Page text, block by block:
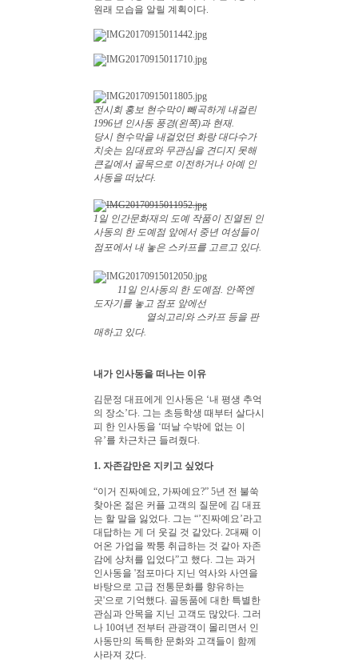
원래 모습을 알릴 계획이다.
전시회 홍보 현수막이 빼곡하게 내걸린
1996년 인사동 풍경(왼쪽)과 현재.
당시 현수막을 내걸었던 화랑 대다수가
치솟는 임대료와 무관심을 견디지 못해
큰길에서 골목으로 이전하거나 아예 인
사동을 떠났다.
1일 인간문화재의 도예 작품이 진열된 인
사동의 한 도예점 앞에서 중년 여성들이
점포에서 내 놓은 스카프를 고르고 있다.
11일 인사동의 한 도예점. 안쪽엔
도자기를 놓고 점포 앞에선
열쇠고리와 스카프 등을 판
매하고 있다.
내가 인사동을 떠나는 이유
김문정 대표에게 인사동은 ‘내 평생 추억
의 장소’다. 그는 초등학생 때부터 살다시
피 한 인사동을 ‘떠날 수밖에 없는 이
유’를 차근차근 들려줬다.
1. 자존감만은 지키고 싶었다
“이거 진짜예요, 가짜예요?” 5년 전 불쑥
찾아온 젊은 커플 고객의 질문에 김 대표
는 할 말을 잃었다. 그는 “’진짜예요’라고
대답하는 게 더 웃길 것 같았다. 2대째 이
어온 가업을 짝퉁 취급하는 것 같아 자존
감에 상처를 입었다”고 했다. 그는 과거
인사동을 '점포마다 지닌 역사와 사연을
바탕으로 고급 전통문화를 향유하는
곳'으로 기억했다. 골동품에 대한 특별한
관심과 안목을 지닌 고객도 많았다. 그러
나 10여년 전부터 관광객이 몰리면서 인
사동만의 독특한 문화와 고객들이 함께
사라져 갔다.